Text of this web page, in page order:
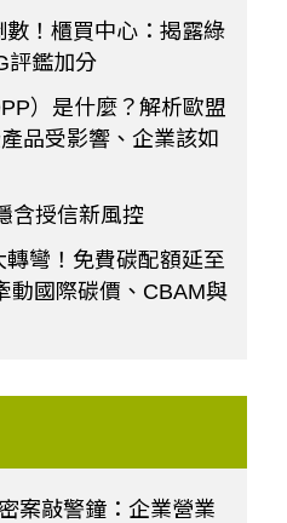
！櫃買中心：揭露綠
評鑑加分
）是什麼？解析歐盟
品受影響、企業該如
含授信新風控
彎！免費碳配額延至
動國際碳價、CBAM與
案敲警鐘：企業營業